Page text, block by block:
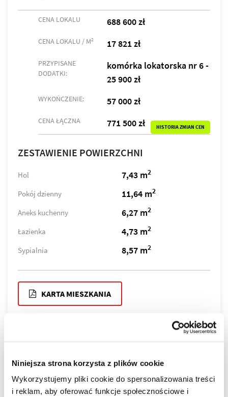
Niniejsza strona korzysta z plików cookie
Wykorzystujemy pliki cookie do spersonalizowania treści
i reklam, aby oferować funkcje społecznościowe i
CENA LOKALU 688 600 zł
CENA LOKALU / M2 17 821 zł
PRZYPISANE
DODATKI:
komórka lokatorska nr 6 -
25 900 zł
WYKOŃCZENIE: 57 000 zł
CENA ŁĄCZNA 771 500 zł HISTORIA ZMIAN CEN
ZESTAWIENIE POWIERZCHNI
Hol 7,43 m2
Pokój dzienny 11,64 m2
Aneks kuchenny 6,27 m2
Łazienka 4,73 m2
Sypialnia 8,57 m2
KARTA MIESZKANIA
MIESZKANIE WYSTĘPUJE NA PIĘTRACH